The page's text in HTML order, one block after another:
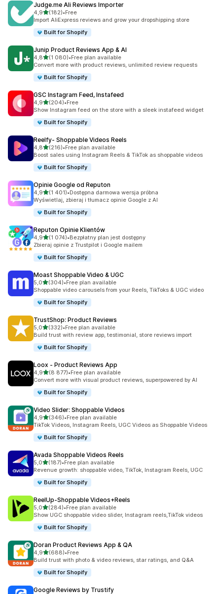
Judge.me Ali Reviews Importer
4,9na 5 gwiazdek
(182)
Łączna liczba recenzji: 182
•Free
Import AliExpress reviews and grow your dropshipping store
Built for Shopify
Junip Product Reviews App & AI
4,8na 5 gwiazdek
(1 080)
Łączna liczba recenzji: 1080
•Free plan available
Convert more with product reviews, unlimited review requests
Built for Shopify
GSC Instagram Feed, Instafeed
4,9na 5 gwiazdek
(204)
Łączna liczba recenzji: 204
•Free
Show Instagram feed on the store with a sleek instafeed widget
Built for Shopify
Reelfy‑ Shoppable Videos Reels
4,8na 5 gwiazdek
(216)
Łączna liczba recenzji: 216
•Free plan available
Boost sales using Instagram Reels & TikTok as shoppable videos
Built for Shopify
Opinie Google od Reputon
4,9na 5 gwiazdek
(1 401)
Łączna liczba recenzji: 1401
•Dostępna darmowa wersja próbna
Wyświetlaj, zbieraj i tłumacz opinie Google z AI
Built for Shopify
Reputon Opinie Klientów
4,9na 5 gwiazdek
(1 074)
Łączna liczba recenzji: 1074
•Bezpłatny plan jest dostępny
Zbieraj opinie z Trustpilot i Google mailem
Built for Shopify
Moast Shoppable Video & UGC
5,0na 5 gwiazdek
(304)
Łączna liczba recenzji: 304
•Free plan available
Shoppable video carousels from your Reels, TikToks & UGC video
Built for Shopify
TrustShop: Product Reviews
5,0na 5 gwiazdek
(332)
Łączna liczba recenzji: 332
•Free plan available
Build trust with review app, testimonial, store reviews import
Built for Shopify
Loox ‑ Product Reviews App
4,9na 5 gwiazdek
(8 877)
Łączna liczba recenzji: 8877
•Free plan available
Convert more with visual product reviews, superpowered by AI
Built for Shopify
Video Slider: Shoppable Videos
4,9na 5 gwiazdek
(346)
Łączna liczba recenzji: 346
•Free plan available
TikTok Videos, Instagram Reels, UGC Videos as Shoppable Videos
Built for Shopify
Avada Shoppable Videos Reels
5,0na 5 gwiazdek
(187)
Łączna liczba recenzji: 187
•Free plan available
Revenue growth: shoppable video, TikTok, Instagram Reels, UGC
Built for Shopify
ReelUp‑Shoppable Videos+Reels
5,0na 5 gwiazdek
(284)
Łączna liczba recenzji: 284
•Free plan available
Show UGC shoppable video slider, Instagram reels,TikTok videos
Built for Shopify
Doran Product Reviews App & QA
4,9na 5 gwiazdek
(688)
Łączna liczba recenzji: 688
•Free
Build trust with photo & video reviews, star ratings, and Q&A
Built for Shopify
Google Reviews by Trustify